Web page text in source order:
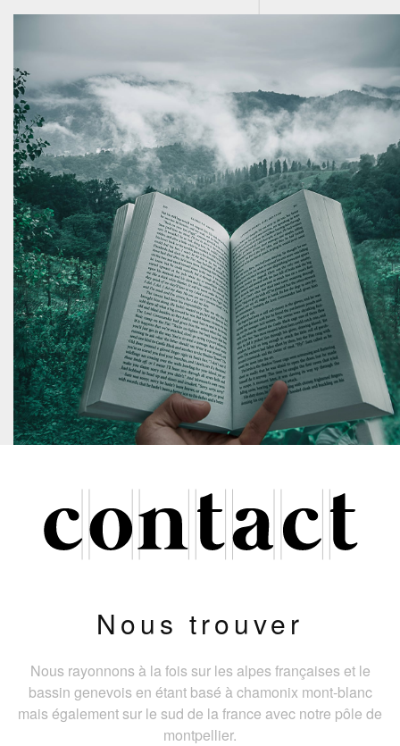
Nous trouver
Nous rayonnons à la fois sur les alpes françaises et le
bassin genevois en étant basé à chamonix mont-blanc
mais également sur le sud de la france avec notre pôle de
montpellier.